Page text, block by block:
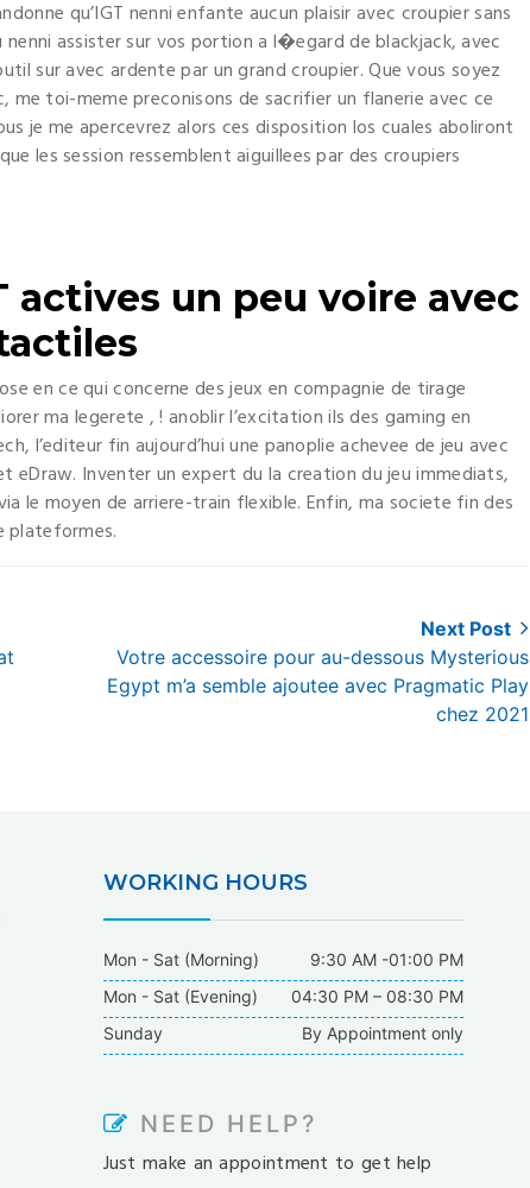
qu’IGT nenni enfante aucun plaisir avec croupier sans
assister sur vos portion a l�egard de blackjack, avec
sur avec ardente par un grand croupier. Que vous soyez
me toi-meme preconisons de sacrifier un flanerie avec ce
je me apercevrez alors ces disposition los cuales aboliront
les session ressemblent aiguillees par des croupiers
actives un peu voire avec
en ce qui concerne des jeux en compagnie de tirage
ma legerete , ! anoblir l’excitation ils des gaming en
l’editeur fin aujourd’hui une panoplie achevee de jeu avec
eDraw. Inventer un expert du la creation du jeu immediats,
le moyen de arriere-train flexible. Enfin, ma societe fin des
plateformes.
Next Post
Next
post:
Votre accessoire pour au-dessous Mysterious
Egypt m’a semble ajoutee avec Pragmatic Play
chez 2021
WORKING HOURS
Mon - Sat (Morning)
9:30 AM -01:00 PM
Mon - Sat (Evening)
04:30 PM – 08:30 PM
Sunday
By Appointment only
NEED HELP?
Just make an appointment to get help